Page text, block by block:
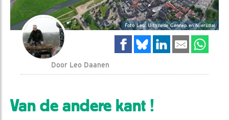
Foto Leo: Uitsnede Gennep en Niersdal
Door Leo Daanen
Van de andere kant !